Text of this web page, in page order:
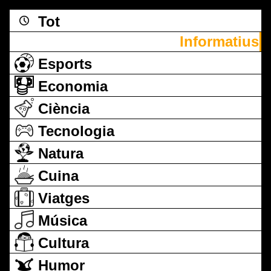
Tot
Informatius
Esports
Economia
Ciència
Tecnologia
Natura
Cuina
Viatges
Música
Cultura
Humor